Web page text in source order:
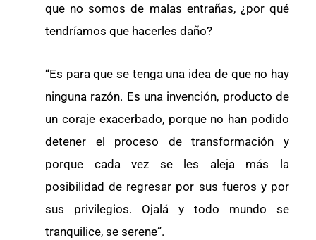
que no somos de malas entrañas, ¿por qué
tendríamos que hacerles daño?
“Es para que se tenga una idea de que no hay
ninguna razón. Es una invención, producto de
un coraje exacerbado, porque no han podido
detener el proceso de transformación y
porque cada vez se les aleja más la
posibilidad de regresar por sus fueros y por
sus privilegios. Ojalá y todo mundo se
tranquilice, se serene”.